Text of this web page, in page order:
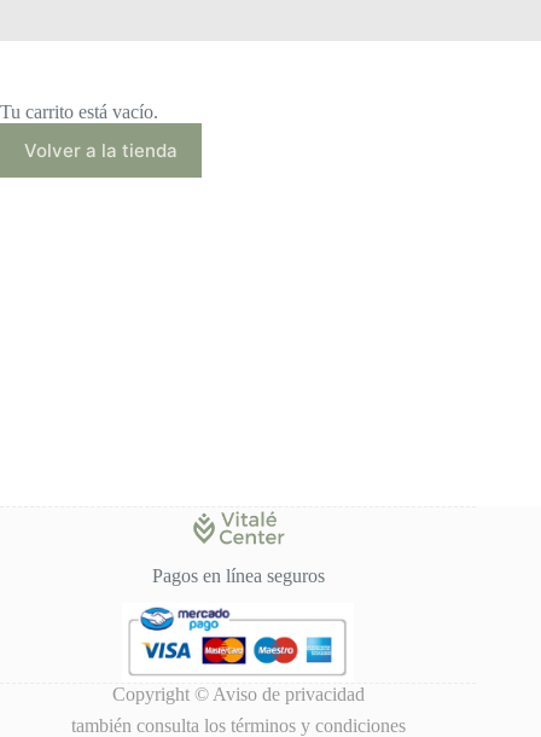
Tu carrito está vacío.
Volver a la tienda
Pagos en línea seguros
Copyright © Aviso de privacidad
también consulta los términos y condiciones